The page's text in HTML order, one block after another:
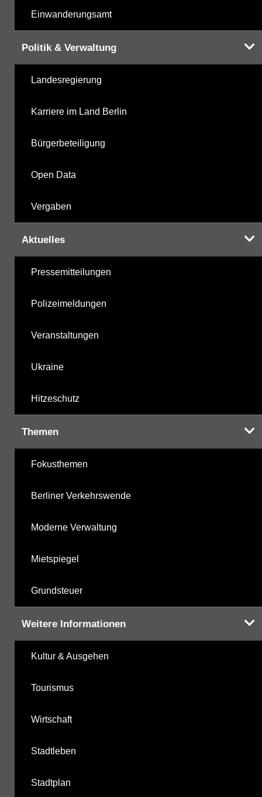
Einwanderungsamt
Politik & Verwaltung
Landesregierung
Karriere im Land Berlin
Bürgerbeteiligung
Open Data
Vergaben
Aktuelles
Pressemitteilungen
Polizeimeldungen
Veranstaltungen
Ukraine
Hitzeschutz
Themen
Fokusthemen
Berliner Verkehrswende
Moderne Verwaltung
Mietspiegel
Grundsteuer
Weitere Informationen
Kultur & Ausgehen
Tourismus
Wirtschaft
Stadtleben
Stadtplan